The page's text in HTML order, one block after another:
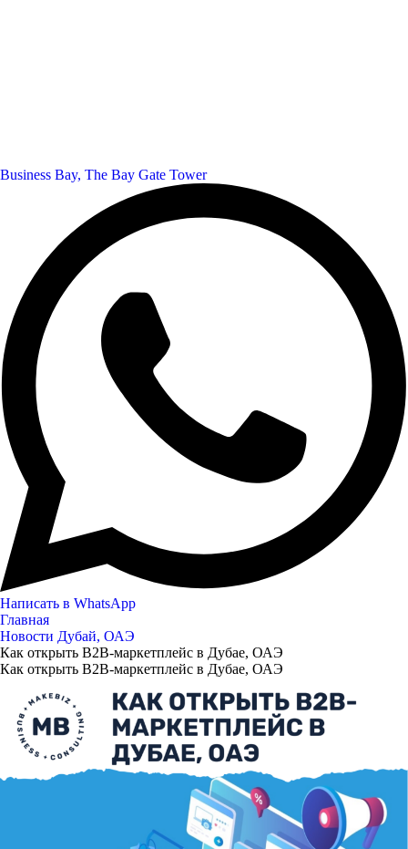
Business Bay, The Bay Gate Tower
Написать в WhatsApp
Главная
Новости Дубай, ОАЭ
Как открыть B2B-маркетплейс в Дубае, ОАЭ
Как открыть B2B-маркетплейс в Дубае, ОАЭ